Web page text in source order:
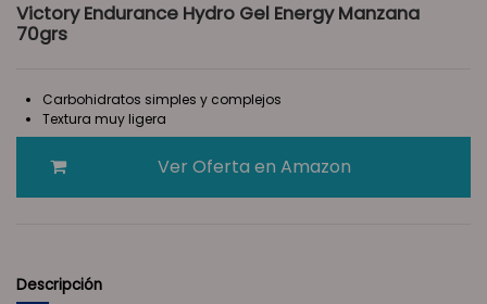
Victory Endurance Hydro Gel Energy Manzana
70grs
Carbohidratos simples y complejos
Textura muy ligera
Ver Oferta en Amazon
Descripción